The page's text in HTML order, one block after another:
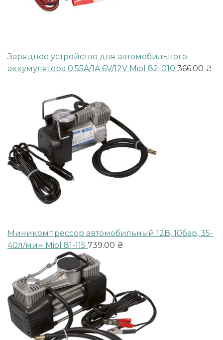
Зарядное устройство для автомобильного
аккумулятора 0.55A/1A 6V/12V Miol 82-010 366.00 ₴
Миникомпрессор автомобильный 12В, 10бар, 35-
40л/мин Miol 81-115 739.00 ₴